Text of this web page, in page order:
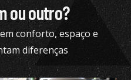
ou outro?
conforto, espaço e
diferenças